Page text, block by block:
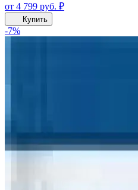
от 4 799 руб. ₽
Купить
-7%